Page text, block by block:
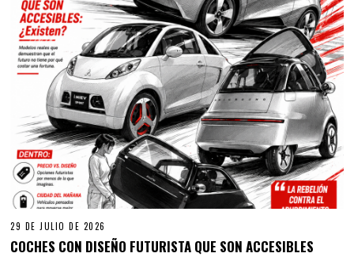
29 DE JULIO DE 2026
COCHES CON DISEÑO FUTURISTA QUE SON ACCESIBLES